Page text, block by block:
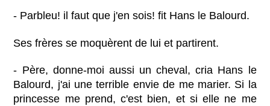
- Parbleu! il faut que j'en sois! fit Hans le Balourd.
Ses frères se moquèrent de lui et partirent.
- Père, donne-moi aussi un cheval, cria Hans le
Balourd, j'ai une terrible envie de me marier. Si la
princesse me prend, c'est bien, et si elle ne me